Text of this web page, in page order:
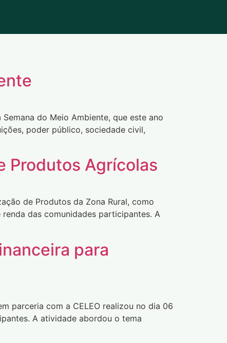
do Meio Ambiente, que este ano
poder público, sociedade civil,
Produtos Agrícolas
de Produtos da Zona Rural, como
das comunidades participantes. A
para
parceria com a CELEO realizou no dia 06
A atividade abordou o tema